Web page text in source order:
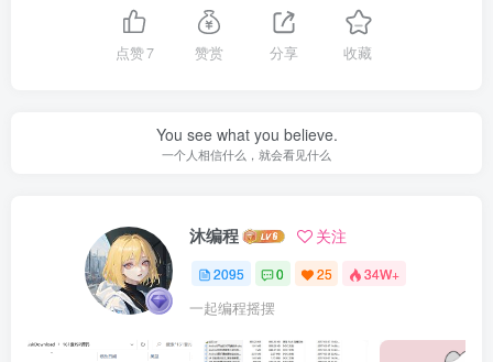
点赞7 赞赏 分享 收藏
You see what you believe.
一个人相信什么，就会看见什么
沐编程 关注
2095 0 25 34W+
一起编程摇摆